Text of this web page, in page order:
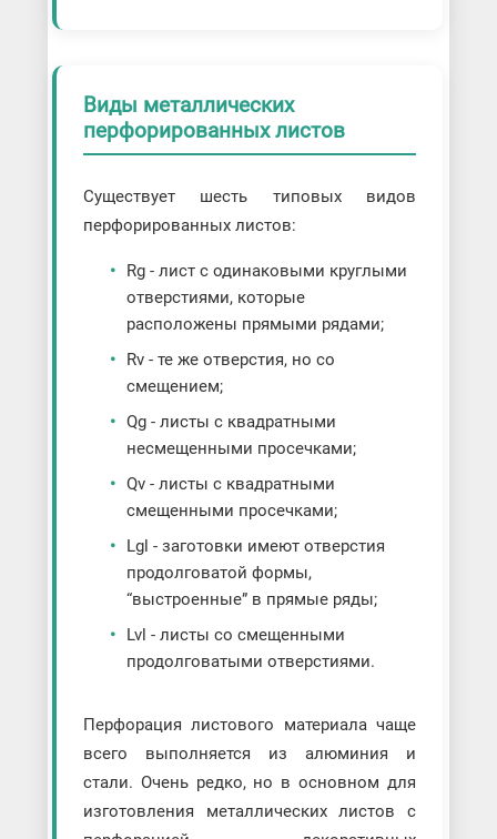
Виды металлических
перфорированных листов
Существует шесть типовых видов
перфорированных листов:
Rg - лист с одинаковыми круглыми
отверстиями, которые
расположены прямыми рядами;
Rv - те же отверстия, но со
смещением;
Qg - листы с квадратными
несмещенными просечками;
Qv - листы с квадратными
смещенными просечками;
Lgl - заготовки имеют отверстия
продолговатой формы,
“выстроенные” в прямые ряды;
Lvl - листы со смещенными
продолговатыми отверстиями.
Перфорация листового материала чаще
всего выполняется из алюминия и
стали. Очень редко, но в основном для
изготовления металлических листов с